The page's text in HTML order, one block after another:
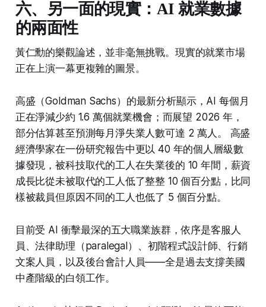
六、另一面的現實：AI 就業數據
的兩面性
黃仁勳的樂觀論述，並非毫無挑戰。現實的就業市場
正在上演一幕更複雜的圖景。
高盛（Goldman Sachs）的最新分析顯示，AI 每個月
正在淨減少約 1.6 萬個就業機會；而展望 2026 年，
部分估算甚至預測每月淨失業人數可達 2 萬人。 高盛
經濟學家在一份研究報告中更以 40 年的個人層級數
據發現，被科技取代的工人在失業後的 10 年間，薪資
成長比從未被取代的工人低了整整 10 個百分點，比同
樣被裁員但原因不同的工人也低了 5 個百分點。
目前受 AI 衝擊最深的五大職業族群，依序是客服人
員、法律助理（paralegal）、初階程式設計師、行銷
文案人員，以及後台會計人員——全是過去支撐美國
中產階級的白領工作。